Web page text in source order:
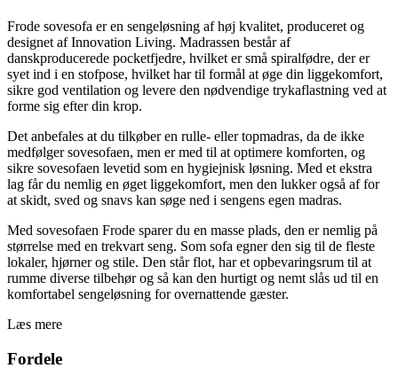
Frode sovesofa er en sengeløsning af høj kvalitet, produceret og
designet af Innovation Living. Madrassen består af
danskproducerede pocketfjedre, hvilket er små spiralfødre, der er
syet ind i en stofpose, hvilket har til formål at øge din liggekomfort,
sikre god ventilation og levere den nødvendige trykaflastning ved at
forme sig efter din krop.
Det anbefales at du tilkøber en rulle- eller topmadras, da de ikke
medfølger sovesofaen, men er med til at optimere komforten, og
sikre sovesofaen levetid som en hygiejnisk løsning. Med et ekstra
lag får du nemlig en øget liggekomfort, men den lukker også af for
at skidt, sved og snavs kan søge ned i sengens egen madras.
Med sovesofaen Frode sparer du en masse plads, den er nemlig på
størrelse med en trekvart seng. Som sofa egner den sig til de fleste
lokaler, hjørner og stile. Den står flot, har et opbevaringsrum til at
rumme diverse tilbehør og så kan den hurtigt og nemt slås ud til en
komfortabel sengeløsning for overnattende gæster.
Læs mere
Fordele